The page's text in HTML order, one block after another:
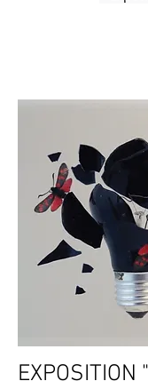
EXPOSITION